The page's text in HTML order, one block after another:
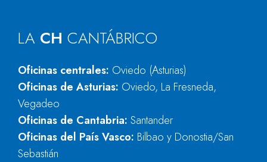
LA CH CANTÁBRICO
Oficinas centrales: Oviedo (Asturias)
Oficinas de Asturias: Oviedo, La Fresneda,
Vegadeo
Oficinas de Cantabria: Santander
Oficinas del País Vasco: Bilbao y Donostia/San
Sebastián